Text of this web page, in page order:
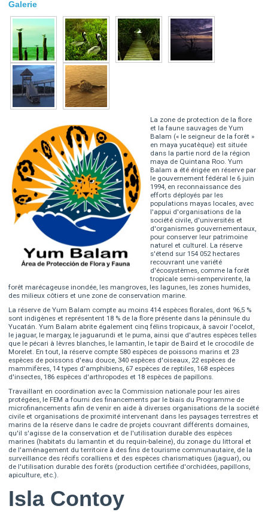
Galerie
La zone de protection de la flore
et la faune sauvages de Yum
Balam (« le seigneur de la forêt »
en maya yucatèque) est située
dans la partie nord de la région
maya de Quintana Roo. Yum
Balam a été érigée en réserve par
le gouvernement fédéral le 6 juin
1994, en reconnaissance des
efforts déployés par les
populations mayas locales, avec
l'appui d'organisations de la
société civile, d'universités et
d'organismes gouvernementaux,
pour conserver leur patrimoine
naturel et culturel. La réserve
s'étend sur 154 052 hectares
recouvrant une variété
d'écosystèmes, comme la forêt
tropicale semi-sempervirente, la
forêt marécageuse inondée, les mangroves, les lagunes, les zones humides,
des milieux côtiers et une zone de conservation marine.
La réserve de Yum Balam compte au moins 414 espèces florales, dont 96,5 %
sont indigènes et représentent 18 % de la flore présente dans la péninsule du
Yucatán. Yum Balam abrite également cinq félins tropicaux, à savoir l'ocelot,
le jaguar, le margay, le jaguarundi et le puma, ainsi que d'autres espèces telles
que le pécari à lèvres blanches, le lamantin, le tapir de Baird et le crocodile de
Morelet. En tout, la réserve compte 580 espèces de poissons marins et 23
espèces de poissons d'eau douce, 340 espèces d'oiseaux, 22 espèces de
mammifères, 14 types d'amphibiens, 67 espèces de reptiles, 168 espèces
d'insectes, 186 espèces d'arthropodes et 18 espèces de papillons.
Travaillant en coordination avec la Commission nationale pour les aires
protégées, le FEM a fourni des financements par le biais du Programme de
microfinancements afin de venir en aide à diverses organisations de la société
civile et organisations de proximité intervenant dans les paysages terrestres et
marins de la réserve dans le cadre de projets couvrant différents domaines,
qu'il s'agisse de la conservation et de l'utilisation durable des espèces
marines (habitats du lamantin et du requin-baleine), du zonage du littoral et
de l'aménagement du territoire à des fins de tourisme communautaire, de la
surveillance des récifs coralliens et des espèces charismatiques (jaguar), ou
de l'utilisation durable des forêts (production certifiée d'orchidées, papillons,
apiculture, etc.).
Isla Contoy